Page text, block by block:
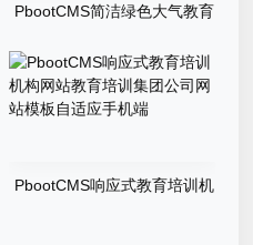
PbootCMS简洁绿色大气教育
端
PbootCMS响应式教育培训机